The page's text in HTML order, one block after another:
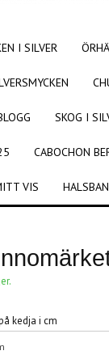
I SILVER
SKOG I
CABOCHON
VIS
kedja i cm